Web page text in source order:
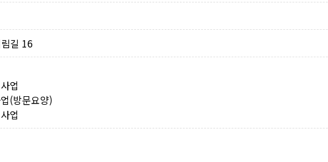
길 16
업
(방문요양)
업